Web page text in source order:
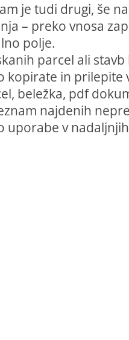
je tudi drugi, še
– preko vnosa
polje.
parcel ali
kopirate in prilepite
beležka, pdf
najdenih
uporabe v